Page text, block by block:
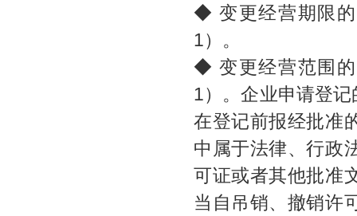
◆ 变更经营期限
1）。
◆ 变更经营范围
1）。企业申请登
在登记前报经批准
中属于法律、行政
可证或者其他批准
当自吊销、撤销许